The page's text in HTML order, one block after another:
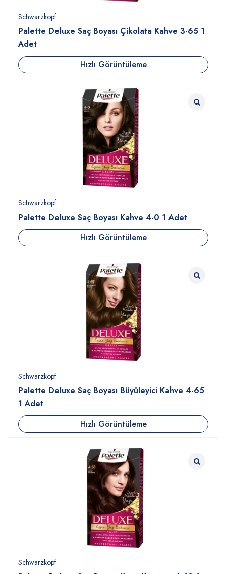
Schwarzkopf
Palette Deluxe Saç Boyası Çikolata Kahve 3-65 1
Adet
Hızlı Görüntüleme
Schwarzkopf
Palette Deluxe Saç Boyası Kahve 4-0 1 Adet
Hızlı Görüntüleme
Schwarzkopf
Palette Deluxe Saç Boyası Büyüleyici Kahve 4-65
1 Adet
Hızlı Görüntüleme
Schwarzkopf